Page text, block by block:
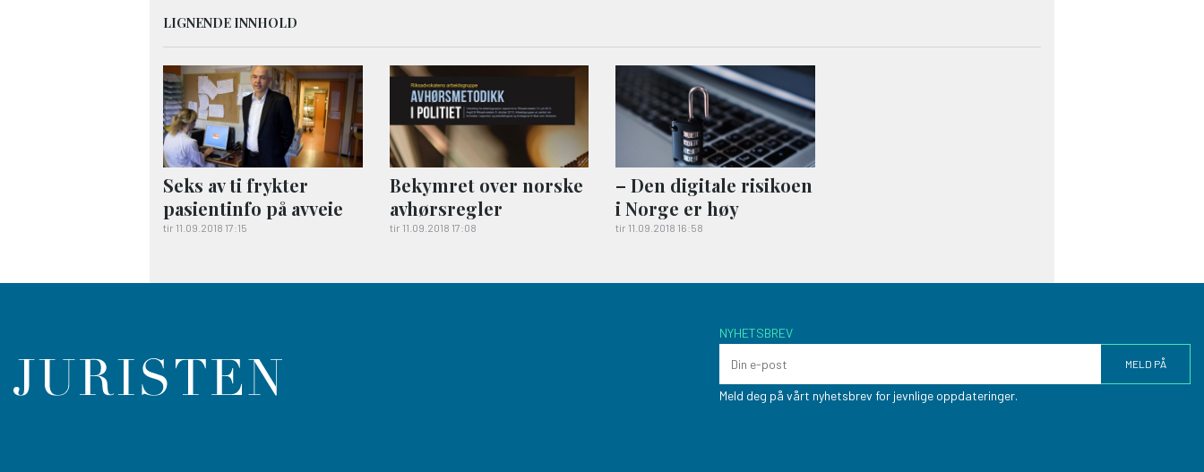
LIGNENDE INNHOLD
Seks av ti frykter
pasientinfo på avveie
tir 11.09.2018 17:15
Bekymret over norske
avhørsregler
tir 11.09.2018 17:08
– Den digitale risikoen
i Norge er høy
tir 11.09.2018 16:58
NYHETSBREV
Meld deg på vårt nyhetsbrev for jevnlige oppdateringer.